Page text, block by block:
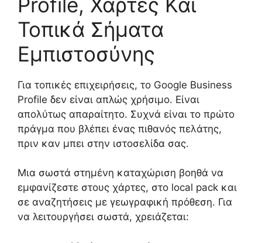
Τοπικά Σήματα
Εμπιστοσύνης
Για τοπικές επιχειρήσεις, το Google Business
Profile δεν είναι απλώς χρήσιμο. Είναι
απολύτως απαραίτητο. Συχνά είναι το πρώτο
πράγμα που βλέπει ένας πιθανός πελάτης,
πριν καν μπει στην ιστοσελίδα σας.
Μια σωστά στημένη καταχώριση βοηθά να
εμφανίζεστε στους χάρτες, στο local pack και
σε αναζητήσεις με γεωγραφική πρόθεση. Για
να λειτουργήσει σωστά, χρειάζεται: